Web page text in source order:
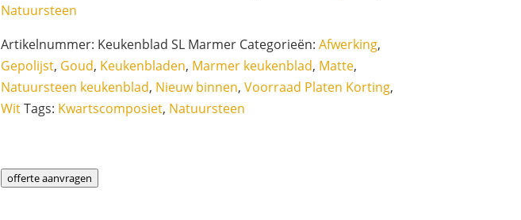
Natuursteen
Artikelnummer: Keukenblad SL Marmer Categorieën: Afwerking,
Gepolijst, Goud, Keukenbladen, Marmer keukenblad, Matte,
Natuursteen keukenblad, Nieuw binnen,Voorraad Platen Korting,
WitTags: Kwartscomposiet, Natuursteen
offerte aanvragen